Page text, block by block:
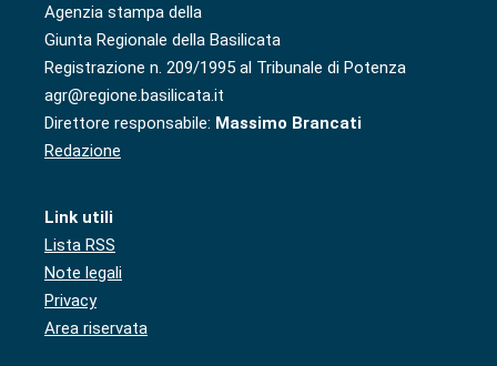
Agenzia stampa della
Giunta Regionale della Basilicata
Registrazione n. 209/1995 al Tribunale di Potenza
agr@regione.basilicata.it
Direttore responsabile: Massimo Brancati
Redazione
Link utili
Lista RSS
Note legali
Privacy
Area riservata